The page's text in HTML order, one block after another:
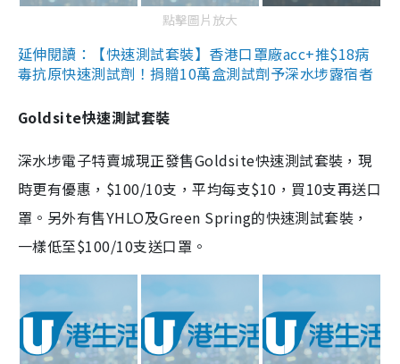
點擊圖片放大
延伸閱讀：【快速測試套裝】香港口罩廠acc+推$18病
毒抗原快速測試劑！捐贈10萬盒測試劑予深水埗露宿者
Goldsite快速測試套裝
深水埗電子特賣城現正發售Goldsite快速測試套裝，現
時更有優惠，$100/10支，平均每支$10，買10支再送口
罩。另外有售YHLO及Green Spring的快速測試套裝，
一樣低至$100/10支送口罩。